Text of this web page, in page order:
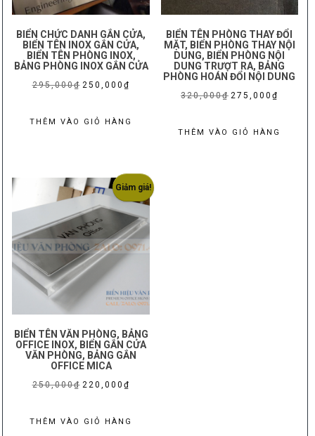
BIỂN CHỨC DANH GẮN CỬA,
BIỂN TÊN INOX GẮN CỬA,
BIỂN TÊN PHÒNG INOX,
BẢNG PHÒNG INOX GẮN CỬA
295,000₫ Giá
là:
250,000 ₫
tại
THÊM VÀO GIỎ HÀNG
BIỂN TÊN PHÒNG THAY ĐỔI
MẶT, BIỂN PHÒNG THAY NỘI
DUNG, BIỂN PHÒNG NỘI
DUNG TRƯỢT RA, BẢNG
PHÒNG HOÁN ĐỔI NỘI DUNG
320,000₫ Giá
là:
275,000 ₫
tại
THÊM VÀO GIỎ HÀNG
Giảm giá!
BIỂN TÊN VĂN PHÒNG, BẢNG
OFFICE INOX, BIỂN GẮN CỬA
VĂN PHÒNG, BẢNG GẮN
OFFICE MICA
250,000₫ Giá
là:
220,000 ₫
tại
THÊM VÀO GIỎ HÀNG